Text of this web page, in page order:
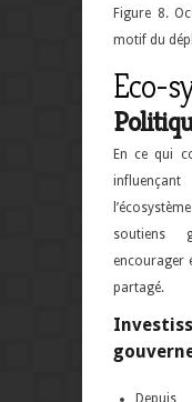
Figure 8. O
motif du
Eco-
En ce qui
soutiens
encourager
partagé.